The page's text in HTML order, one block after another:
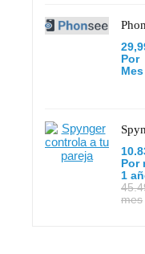
Por
Mes
Por
1
mes